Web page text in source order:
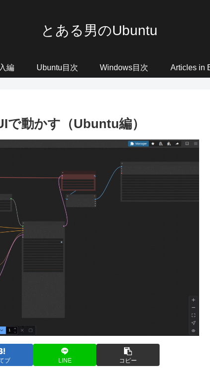
とある男のUbuntu
編 Ubuntu目次 Windows目次 Articles in
動かす（Ubuntu編）
ブ LINE コピー